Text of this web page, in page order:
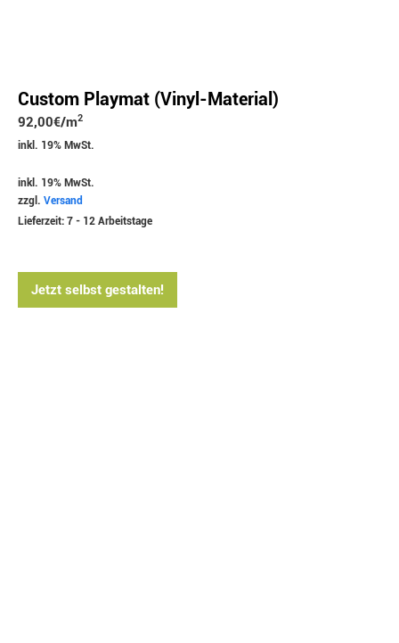
Custom Playmat (Vinyl-Material)
92,00€/m2
inkl. 19% MwSt.
inkl. 19% MwSt.
zzgl. Versand
Lieferzeit: 7 - 12 Arbeitstage
Jetzt selbst gestalten!